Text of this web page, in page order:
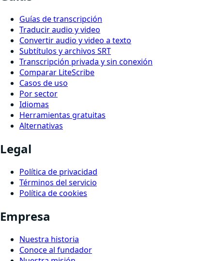
Guías de transcripción
Traducir audio y video
Convertir audio y video a texto
Subtítulos y archivos SRT
Transcripción privada y sin conexión
Comparar LiteScribe
Casos de uso
Por sector
Idiomas
Herramientas gratuitas
Alternativas
Legal
Política de privacidad
Términos del servicio
Política de cookies
Empresa
Nuestra historia
Conoce al fundador